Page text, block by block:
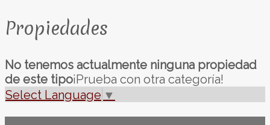
Propiedades
No tenemos actualmente ninguna propiedad
de este tipo¡Prueba con otra categoría!
Select Language ▼